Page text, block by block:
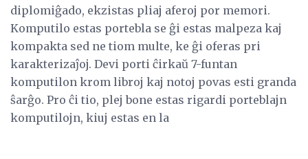
diplomiĝado, ekzistas pliaj aferoj por memori.
Komputilo estas portebla se ĝi estas malpeza kaj
kompakta sed ne tiom multe, ke ĝi oferas pri
karakterizaĵoj. Devi porti ĉirkaŭ 7-funtan
komputilon krom libroj kaj notoj povas esti granda
ŝarĝo. Pro ĉi tio, plej bone estas rigardi porteblajn
komputilojn, kiuj estas en la